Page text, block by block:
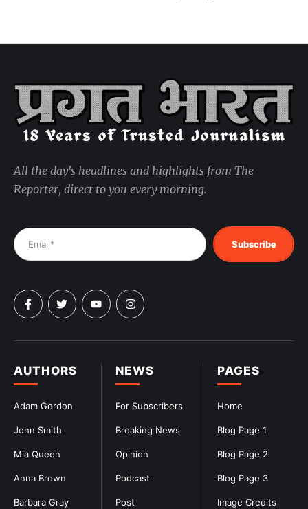
PAGES
Home
Blog Page 1
Blog Page 2
Blog Page 3
Image Credits
NEWS
For Subscribers
Breaking News
Opinion
Podcast
Post
AUTHORS
Adam Gordon
John Smith
Mia Queen
Anna Brown
Barbara Gray
All the day's headlines and highlights from The
Reporter, direct to you every morning.
Subscribe